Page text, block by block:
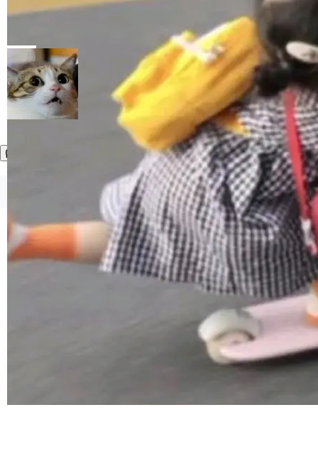
“智构可信·质创未来——AI原生时代的质量新范
式”为主题，直面AI从实验室走向规模化产业落地
的核心质量命题。会上，《2026智能研发生产力
工具选型手册》发布，Testin云测的Testin XAge
nt智能测试系统入选AI测试领域代表产品。对CI
O而言，这提示了一个转变：AI测试正在从效率
工具升级为企业的质量基础设施。 CIO面对的新
现实 过去两年，CIO们的焦虑清单上多了两项：
一是如何让大模型和智能体应用安全地从PoC走
向生产，二是如何让测试团队跟得上AI应用...
让非法状态不可表示：一篇关于 ADT
有一种东西，一旦用过就回不去了。Alex Fedos
eev 管它叫"软件设计的基石"。 他说的东西不新
鲜——代数数据类型（ADT），尤其是和类型
（sum type）。但他说清楚了一件事：这不是类
型系统的学术体操，是日常编码的思维方式。 文
章从一个简单的例子切入。一个网站的深色主题
设置，如果用布尔值 + 可空字段来表示——bool
ean 表示是否可切换，nullable 的默认模式、浅
色方案、深色方案——会产生大量无意义的组
合。方案缺了、配置冲突了、全 null 了。要知道
哪些组合有效，作者说，你得靠"文档、校验、或
者部落知识"。 换个写法。Rust 的 enum，两个
变体：Switchable...
局
©OSCHINA(OSChina.NET) 京ICP备2025119063号